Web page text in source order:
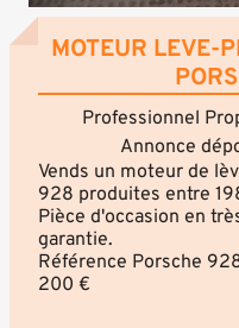
MOTEUR
Professionnel
Annonce
Vends un moteur de
928 produites entre
Pièce d'occasion en
garantie.
Référence Porsche
200 €